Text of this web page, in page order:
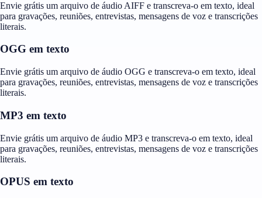
Envie grátis um arquivo de áudio AIFF e transcreva-o em texto, ideal
para gravações, reuniões, entrevistas, mensagens de voz e transcrições
literais.
OGG em texto
Envie grátis um arquivo de áudio OGG e transcreva-o em texto, ideal
para gravações, reuniões, entrevistas, mensagens de voz e transcrições
literais.
MP3 em texto
Envie grátis um arquivo de áudio MP3 e transcreva-o em texto, ideal
para gravações, reuniões, entrevistas, mensagens de voz e transcrições
literais.
OPUS em texto